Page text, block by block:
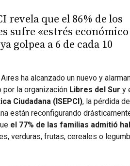
revela que el 86% de los
sufre «estrés económico
golpea a 6 de cada 10
ha alcanzado un nuevo y
por la organización Libres del Sur y
Ciudadana (ISEPCI), la pérdida
están reconfigurando
el 77% de las familias admitió
verduras, frutas, cereales o